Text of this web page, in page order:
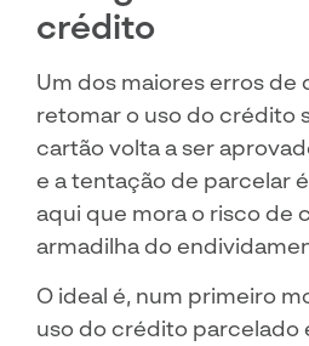
crédito
Um dos maiores erros de
retomar o uso do crédito
cartão volta a ser
e a tentação de parcelar
aqui que mora o risco de
armadilha do
O ideal é, num primeiro
uso do crédito parcelado